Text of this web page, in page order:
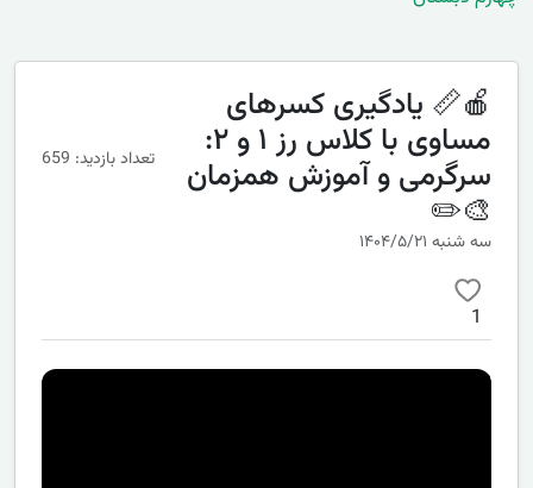
🍎📏 یادگیری کسرهای
مساوی با کلاس رز ۱ و ۲:
سرگرمی و آموزش همزمان
🎨✏️
تعداد بازدید: 659
سه شنبه ۱۴۰۴/۵/۲۱
1